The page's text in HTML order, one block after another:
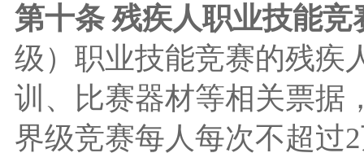
第十条 残疾人职业技能竞
级）职业技能竞赛的残疾
训、比赛器材等相关票据
界级竞赛每人每次不超过